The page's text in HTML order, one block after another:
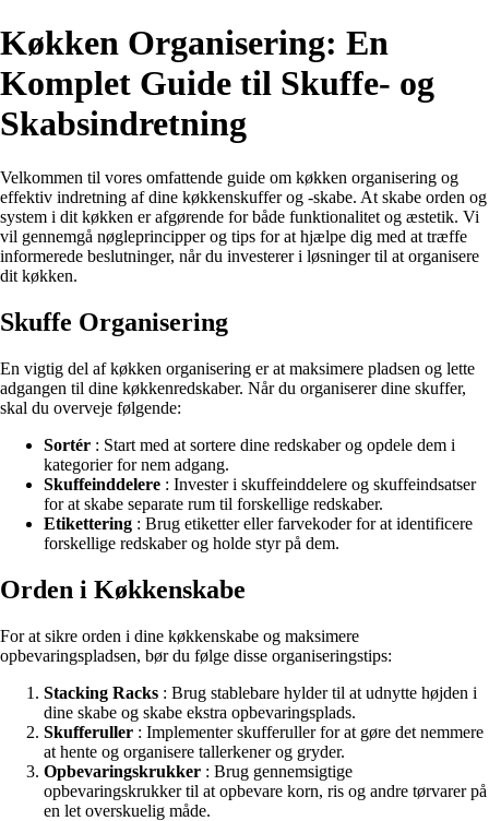
Køkken Organisering: En
Komplet Guide til Skuffe- og
Skabsindretning
Velkommen til vores omfattende guide om køkken organisering og
effektiv indretning af dine køkkenskuffer og -skabe. At skabe orden og
system i dit køkken er afgørende for både funktionalitet og æstetik. Vi
vil gennemgå nøgleprincipper og tips for at hjælpe dig med at træffe
informerede beslutninger, når du investerer i løsninger til at organisere
dit køkken.
Skuffe Organisering
En vigtig del af køkken organisering er at maksimere pladsen og lette
adgangen til dine køkkenredskaber. Når du organiserer dine skuffer,
skal du overveje følgende:
Sortér : Start med at sortere dine redskaber og opdele dem i
kategorier for nem adgang.
Skuffeinddelere : Invester i skuffeinddelere og skuffeindsatser
for at skabe separate rum til forskellige redskaber.
Etikettering : Brug etiketter eller farvekoder for at identificere
forskellige redskaber og holde styr på dem.
Orden i Køkkenskabe
For at sikre orden i dine køkkenskabe og maksimere
opbevaringspladsen, bør du følge disse organiseringstips:
Stacking Racks : Brug stablebare hylder til at udnytte højden i
dine skabe og skabe ekstra opbevaringsplads.
Skufferuller : Implementer skufferuller for at gøre det nemmere
at hente og organisere tallerkener og gryder.
Opbevaringskrukker : Brug gennemsigtige
opbevaringskrukker til at opbevare korn, ris og andre tørvarer på
en let overskuelig måde.